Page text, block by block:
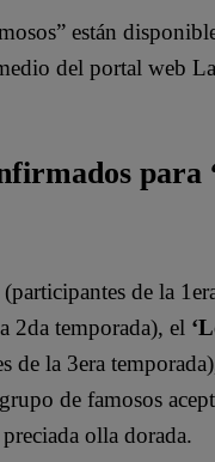
están
del portal web
(participantes de la
2da temporada), el
de la 3era
de famosos
olla dorada.